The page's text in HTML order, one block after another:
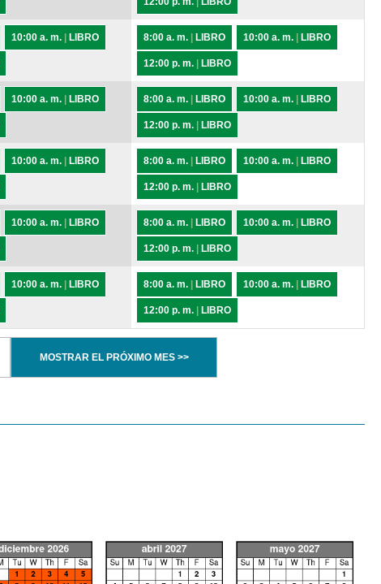
10:00 a. m. LIBRO 8:00 a. m. LIBRO 10:00 a. m. LIBRO
12:00 p. m. LIBRO
10:00 a. m. LIBRO 8:00 a. m. LIBRO 10:00 a. m. LIBRO
12:00 p. m. LIBRO
10:00 a. m. LIBRO 8:00 a. m. LIBRO 10:00 a. m. LIBRO
12:00 p. m. LIBRO
10:00 a. m. LIBRO 8:00 a. m. LIBRO 10:00 a. m. LIBRO
12:00 p. m. LIBRO
10:00 a. m. LIBRO 8:00 a. m. LIBRO 10:00 a. m. LIBRO
12:00 p. m. LIBRO
MOSTRAR EL PRÓXIMO MES >>